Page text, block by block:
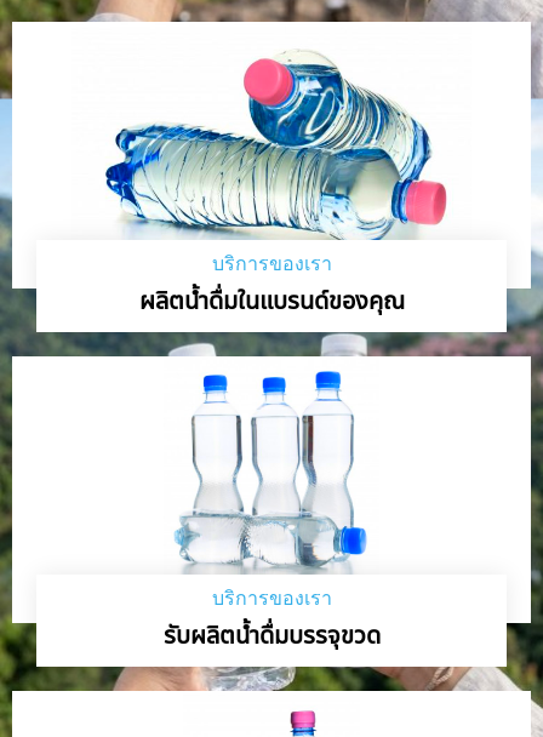
บริการของเรา
ผลิตน้ำดื่มในแบรนด์ของคุณ
บริการของเรา
รับผลิตน้ำดื่มบรรจุขวด